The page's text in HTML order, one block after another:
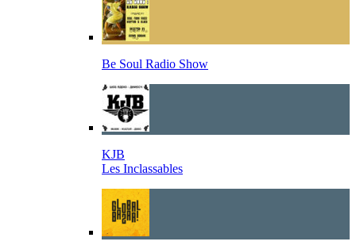
Be Soul Radio Show
KJB
Les Inclassables